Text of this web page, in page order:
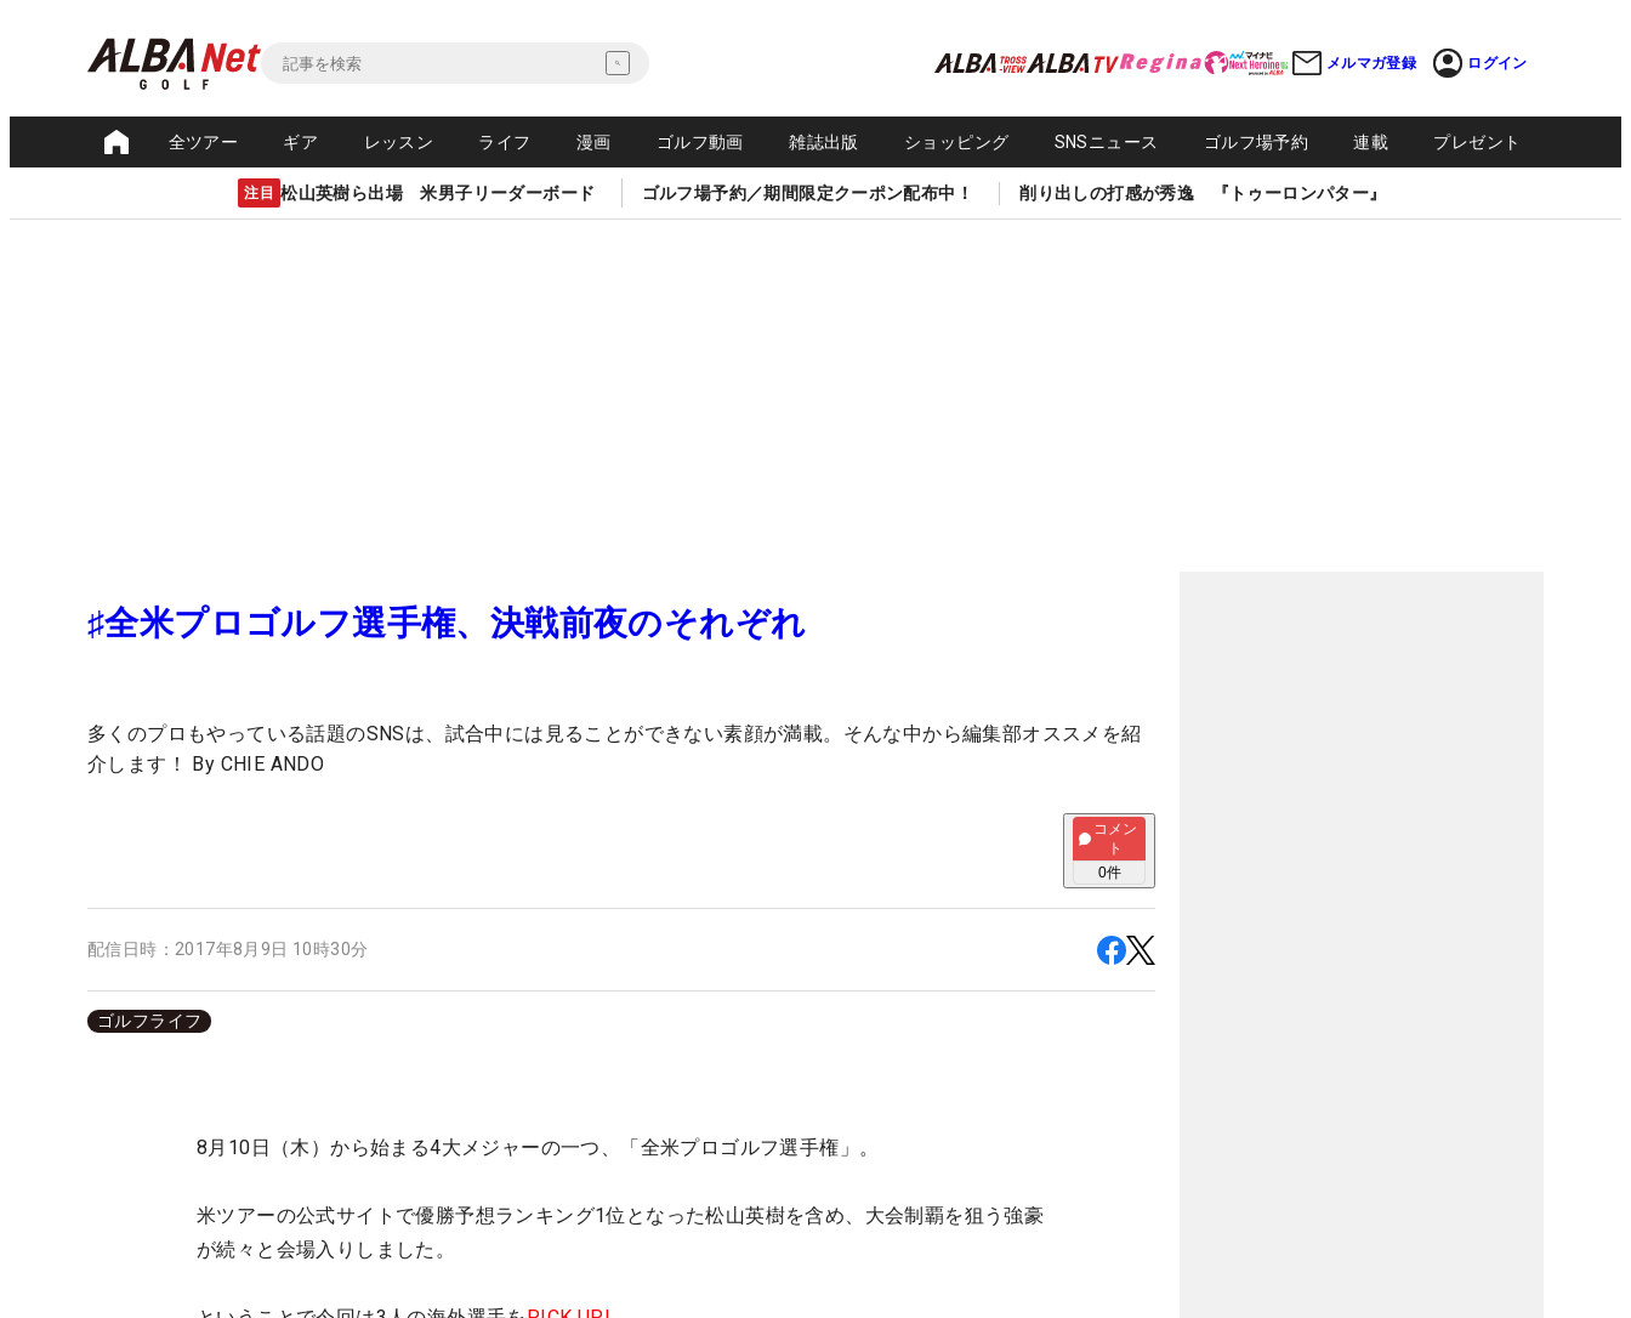
メルマガ登録 ログイン
全ツアー ギア レッスン ライフ 漫画 ゴルフ動画 雑誌出版 ショッピング SNSニュース ゴルフ場予約 連載 プレゼント
注目 松山英樹ら出場 米男子リーダーボード ゴルフ場予約／期間限定クーポン配布中！ 削り出しの打感が秀逸 『トゥーロンパター』
♯全米プロゴルフ選手権、決戦前夜のそれぞれ
多くのプロもやっている話題のSNSは、試合中には見ることができない素顔が満載。そんな中から編集部オススメを紹
介します！ By CHIE ANDO
コメン
ト
0件
配信日時： 2017年8月9日 10時30分
ゴルフライフ
8月10日（木）から始まる4大メジャーの一つ、「全米プロゴルフ選手権」。
米ツアーの公式サイトで優勝予想ランキング1位となった松山英樹を含め、大会制覇を狙う強豪
が続々と会場入りしました。